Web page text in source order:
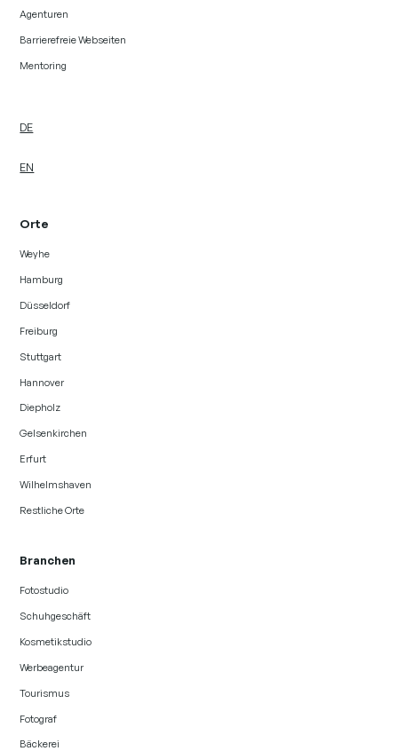
Agenturen
Barrierefreie Webseiten
Mentoring
DE
EN
Orte
Weyhe
Hamburg
Düsseldorf
Freiburg
Stuttgart
Hannover
Diepholz
Gelsenkirchen
Erfurt
Wilhelmshaven
Restliche Orte
Branchen
Fotostudio
Schuhgeschäft
Kosmetikstudio
Werbeagentur
Tourismus
Fotograf
Bäckerei